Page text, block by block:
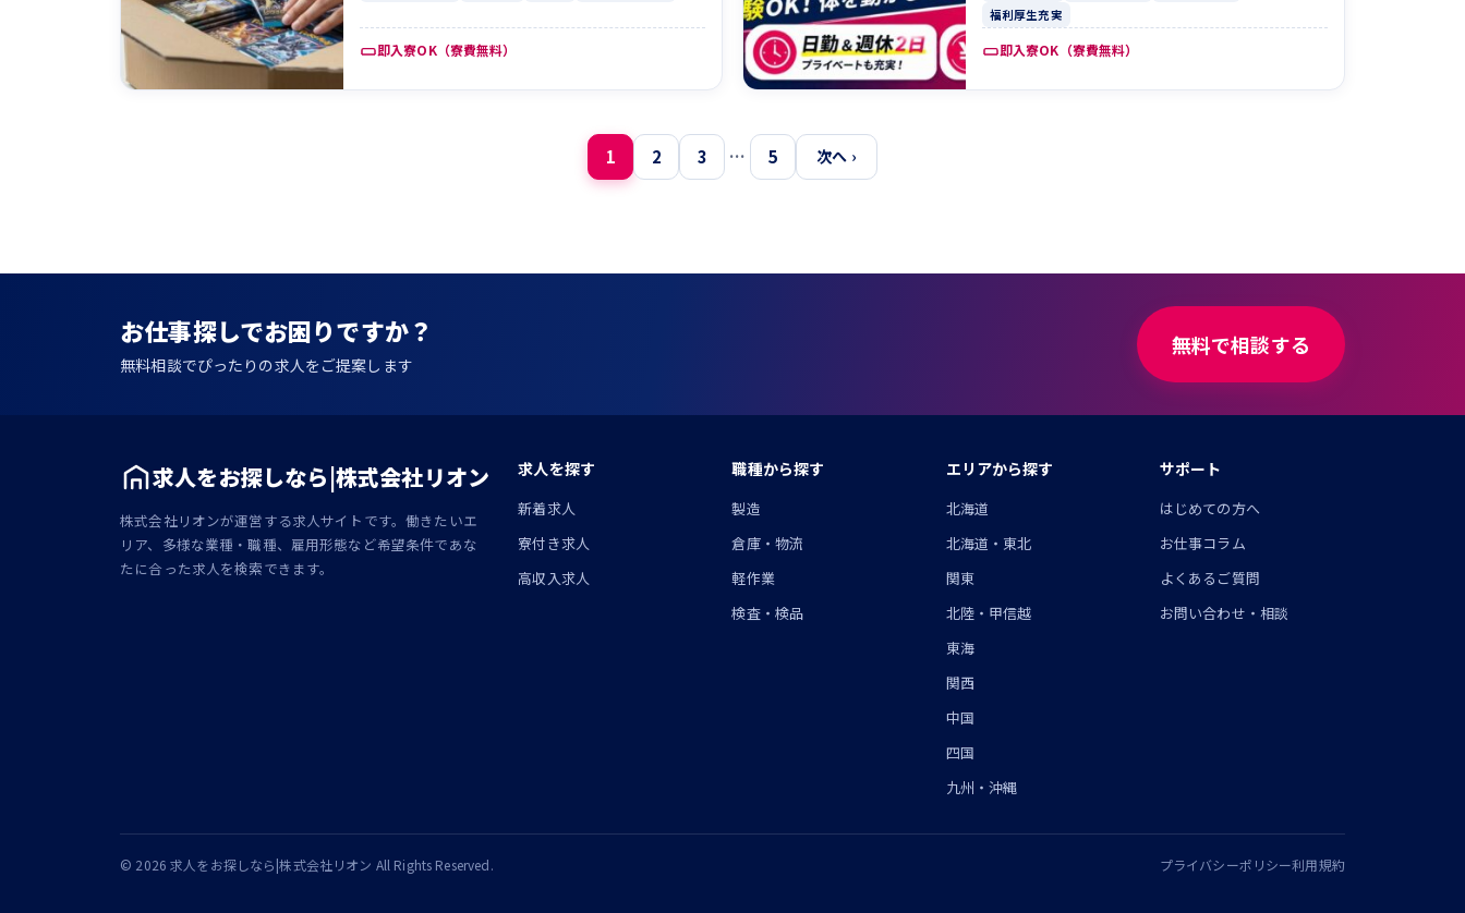
即入寮OK（寮費無料）
福利厚生充実
即入寮OK（寮費無料）
ー
ジ
送
り
1 2 3 … 5 次へ ›
お仕事探しでお困りですか？
無料相談でぴったりの求人をご提案します
無料で相談する
求人をお探しなら|株式会社リオン
株式会社リオンが運営する求人サイトです。働きたいエ
リア、多様な業種・職種、雇用形態など希望条件であな
たに合った求人を検索できます。
求人を探す
新着求人
寮付き求人
高収入求人
職種から探す
製造
倉庫・物流
軽作業
検査・検品
エリアから探す
北海道
北海道・東北
関東
北陸・甲信越
東海
関西
中国
四国
九州・沖縄
サポート
はじめての方へ
お仕事コラム
よくあるご質問
お問い合わせ・相談
© 2026 求人をお探しなら|株式会社リオン All Rights Reserved. プライバシーポリシー利用規約